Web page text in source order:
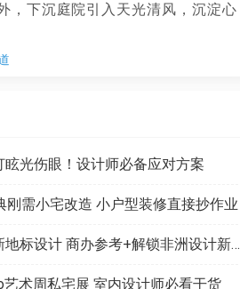
，下沉庭院引入天光清风，沉淀心
，主卧大套房用铁艺架子床打造通透
色、光影呼应自然，从公区到私密
眩光伤眼！设计师必备应对方案
刚需小宅改造 小户型装修直接抄作业
科特迪瓦新地标设计 商办参考+解锁非洲设计新商机
艺术周私宅展 室内设计师必看干货